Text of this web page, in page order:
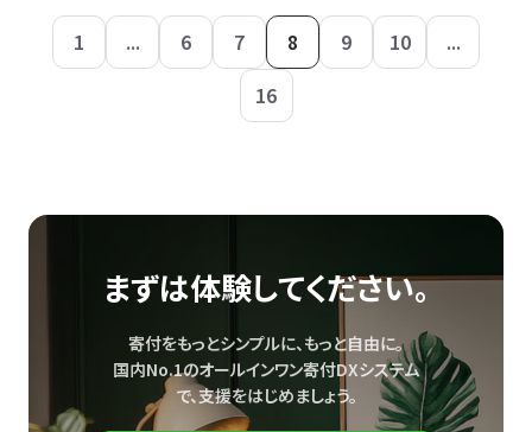
1 ... 6 7 8 9 10
...
16
まずは体験してください。
寄付をもっとシンプルに、もっと自由に。
国内No.1のオールインワン寄付DXシステム
で、支援をはじめましょう。